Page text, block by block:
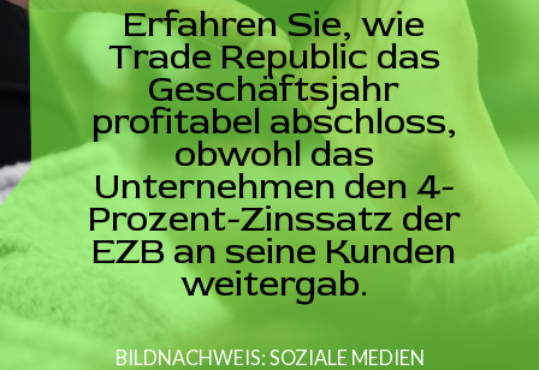
Erfahren Sie, wie
Trade Republic das
Geschäftsjahr
profitabel abschloss,
obwohl das
Unternehmen den 4-
Prozent-Zinssatz der
EZB an seine Kunden
weitergab.
BILDNACHWEIS: SOZIALE MEDIEN